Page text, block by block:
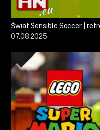
Świat Sensible Soccer |
07.08.2025